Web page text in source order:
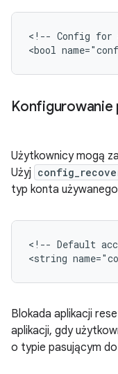
<!-- Config for
<bool
Konfigurowanie
Użytkownicy mogą
Użyj
typ konta
<!-- Default
<string
Blokada aplikacji
aplikacji, gdy
o typie pasującym do